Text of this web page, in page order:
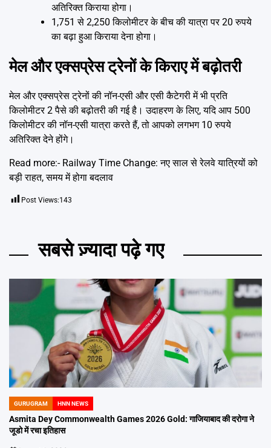
अतिरिक्त किराया होगा।
1,751 से 2,250 किलोमीटर के बीच की यात्रा पर 20 रुपये
का बढ़ा हुआ किराया देना होगा।
मेल और एक्सप्रेस ट्रेनों के किराए में बढ़ोतरी
मेल और एक्सप्रेस ट्रेनों की नॉन-एसी और एसी कैटेगरी में भी प्रति
किलोमीटर 2 पैसे की बढ़ोतरी की गई है। उदाहरण के लिए, यदि आप 500
किलोमीटर की नॉन-एसी यात्रा करते हैं, तो आपको लगभग 10 रुपये
अतिरिक्त देने होंगे।
Read more:-Railway Time Change: नए साल से रेलवे यात्रियों को
बड़ी राहत, समय में होगा बदलाव
Post Views:143
सबसे ज़्यादा पढ़े गए
POSTED
IN
GURUGRAM HNN NEWS
Asmita Dey Commonwealth Games 2026 Gold: गाजियाबाद की दरोगा ने
जूडो में रचा इतिहास